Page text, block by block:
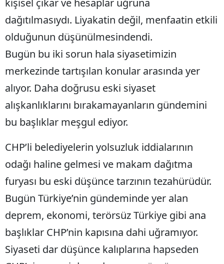
dağıtılmasıydı. Liyakatin değil, menfaatin etkili
olduğunun düşünülmesindendi.
Bugün bu iki sorun hala siyasetimizin
merkezinde tartışılan konular arasında yer
alıyor. Daha doğrusu eski siyaset
alışkanlıklarını bırakamayanların gündemini
bu başlıklar meşgul ediyor.
CHP’li belediyelerin yolsuzluk iddialarının
odağı haline gelmesi ve makam dağıtma
furyası bu eski düşünce tarzının tezahürüdür.
Bugün Türkiye’nin gündeminde yer alan
deprem, ekonomi, terörsüz Türkiye gibi ana
başlıklar CHP’nin kapısına dahi uğramıyor.
Siyaseti dar düşünce kalıplarına hapseden